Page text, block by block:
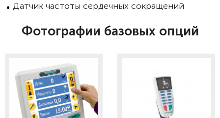
Датчик частоты сердечных сокращений
Фотографии базовых опций